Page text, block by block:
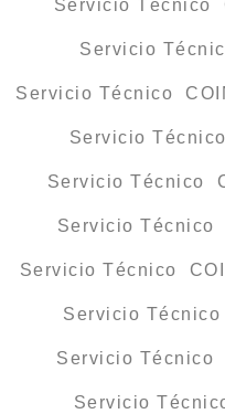
Servicio Técnico
Servicio
Servicio Técnico
Servicio
Servicio Técnico
Servicio Técnico
Servicio Técnico
Servicio
Servicio Técnico
Servicio